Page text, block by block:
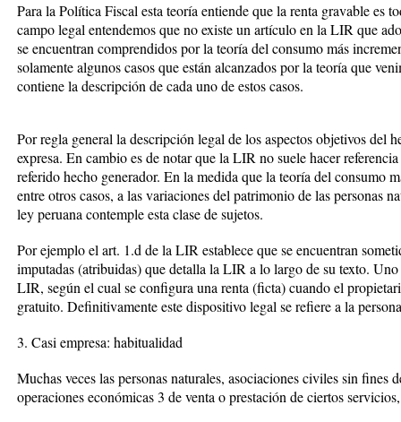
Para la Política Fiscal esta teoría entiende que la renta gravable es
campo legal entendemos que no existe un artículo en la LIR que
se encuentran comprendidos por la teoría del consumo más
solamente algunos casos que están alcanzados por la teoría que
contiene la descripción de cada uno de estos casos.
Por regla general la descripción legal de los aspectos objetivos del
expresa. En cambio es de notar que la LIR no suele hacer
referido hecho generador. En la medida que la teoría del consumo
entre otros casos, a las variaciones del patrimonio de las personas
ley peruana contemple esta clase de sujetos.
Por ejemplo el art. 1.d de la LIR establece que se encuentran
imputadas (atribuidas) que detalla la LIR a lo largo de su texto. Uno
LIR, según el cual se configura una renta (ficta) cuando el
gratuito. Definitivamente este dispositivo legal se refiere a la
3. Casi empresa: habitualidad
Muchas veces las personas naturales, asociaciones civiles sin fines
operaciones económicas 3 de venta o prestación de ciertos